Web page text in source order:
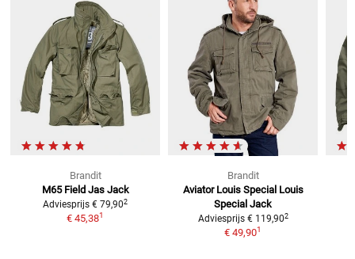
Brandit
M65 Field Jas Jack
Adviesprijs € 79,902
€ 45,381
Brandit
Aviator Louis Special Louis
Special Jack
Adviesprijs € 119,902
€ 49,901